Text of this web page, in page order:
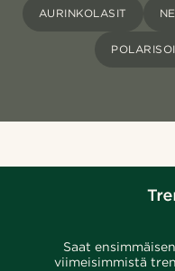
AURINKOLASIT
Saat
viimeisimmistä